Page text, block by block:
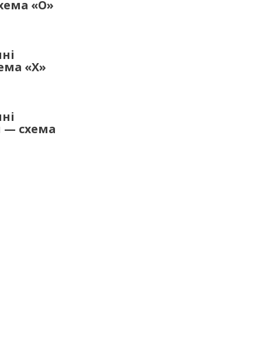
«О»
«Х»
— схема